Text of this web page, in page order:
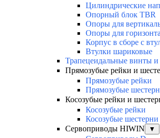
Цилиндрические
Опорный блок TBR
Опоры для
Опоры для
Корпус в сборе с
Втулки шариковые
Трапецеидальные винты и
Прямозубые рейки и
Прямозубые рейки
Прямозубые
Косозубые рейки и
Косозубые рейки
Косозубые шестерни
Сервоприводы HIWIN
▼